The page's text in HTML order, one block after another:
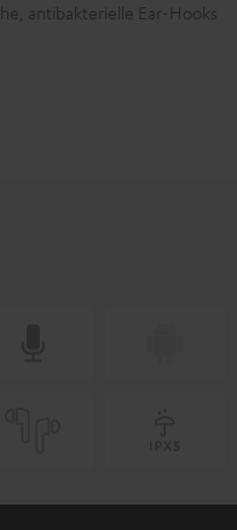
antibakterielle Ear-Hooks